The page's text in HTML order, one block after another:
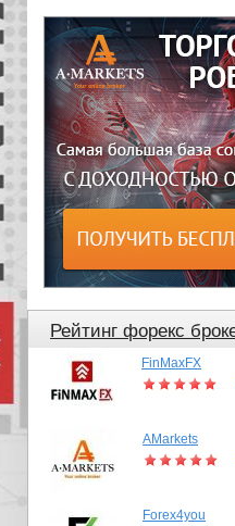
Рейтинг форекс
FinMaxFX
AMarkets
Forex4you